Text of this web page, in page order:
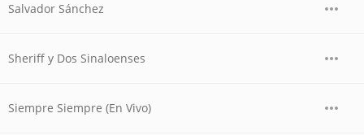
Salvador Sánchez
Sheriff y Dos Sinaloenses
Siempre Siempre (En Vivo)